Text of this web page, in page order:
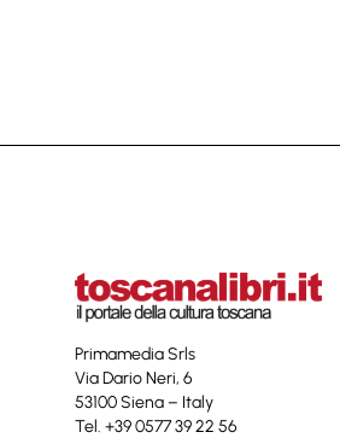
Primamedia Srls
Via Dario Neri, 6
53100 Siena – Italy
Tel. +39 0577 39 22 56